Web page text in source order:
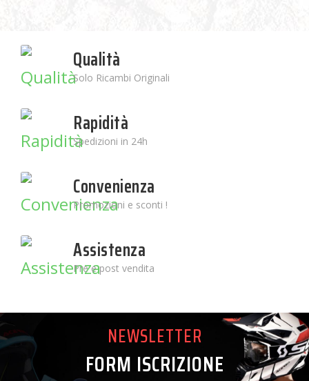
Qualità
Solo Ricambi Originali
Rapidità
Spedizioni in 24h
Convenienza
Promozioni e sconti !
Assistenza
Pre e post vendita
NEWSLETTER
FORM ISCRIZIONE